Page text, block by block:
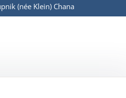
(née Klein) Chana